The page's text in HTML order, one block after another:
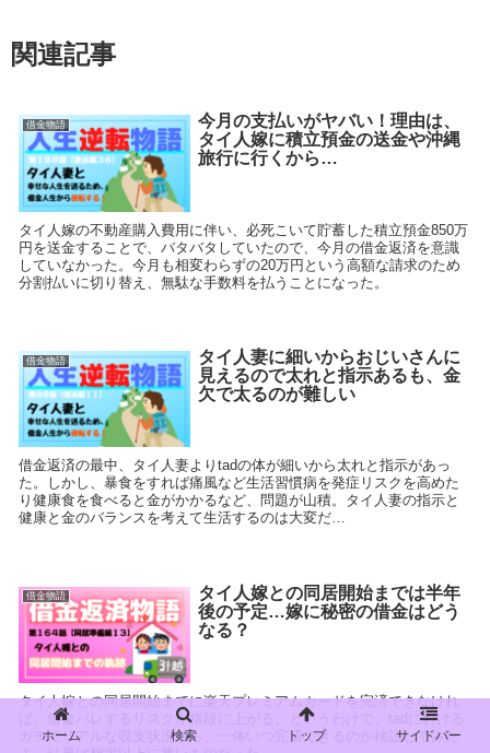
関連記事
借金物語
今月の支払いがヤバい！理由は、
タイ人嫁に積立預金の送金や沖縄
旅行に行くから…
タイ人嫁の不動産購入費用に伴い、必死こいて貯蓄した積立預金850万
円を送金することで、バタバタしていたので、今月の借金返済を意識
していなかった。今月も相変わらずの20万円という高額な請求のため
分割払いに切り替え、無駄な手数料を払うことになった。
借金物語
タイ人妻に細いからおじいさんに
見えるので太れと指示あるも、金
欠で太るのが難しい
借金返済の最中、タイ人妻よりtadの体が細いから太れと指示があっ
た。しかし、暴食をすれば痛風など生活習慣病を発症リスクを高めた
り健康食を食べると金がかかるなど、問題が山積。タイ人妻の指示と
健康と金のバランスを考えて生活するのは大変だ…
借金物語
タイ人嫁との同居開始までは半年
後の予定…嫁に秘密の借金はどう
なる？
タイ人嫁との同居開始までに楽天プレミアムカードを完済できなけれ
ば、借金バレするリスクが格段に上がる。というわけで、tadにおける
ガチでリアルな収支状況から、一体いつ完済できるのか検証してみた
ホーム 検索 トップ サイドバー